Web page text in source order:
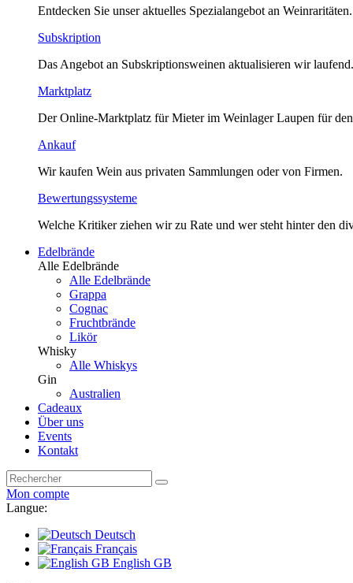
Entdecken Sie unser aktuelles Spezialangebot an Weinraritäten.
Subskription
Das Angebot an Subskriptionsweinen aktualisieren wir laufend.
Marktplatz
Der Online-Marktplatz für Mieter im Weinlager Laupen für
Ankauf
Wir kaufen Wein aus privaten Sammlungen oder von Firmen.
Bewertungssysteme
Welche Kritiker ziehen wir zu Rate und wer steht hinter den
Edelbrände
Alle Edelbrände
Alle Edelbrände
Grappa
Cognac
Fruchtbrände
Likör
Whisky
Alle Whiskys
Gin
Australien
Cadeaux
Über uns
Events
Kontakt
Mon compte
Langue:
Deutsch
Français
English GB